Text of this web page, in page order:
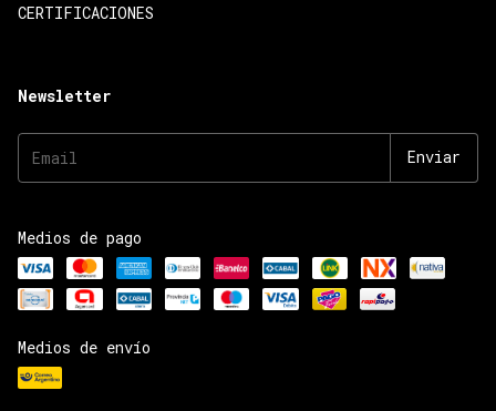
CERTIFICACIONES
Newsletter
Medios de pago
Medios de envío